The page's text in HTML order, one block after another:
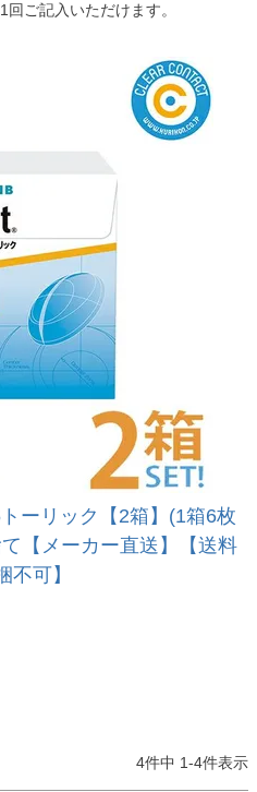
ご記入いただけます。
ーリック【2箱】(1箱6枚
【メーカー直送】【送料
可】
4件中 1-4件表示